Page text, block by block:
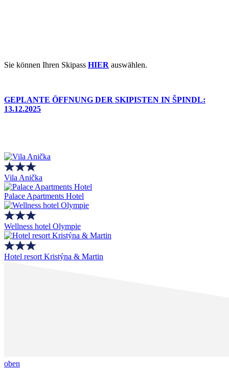
Sie können Ihren Skipass HIER auswählen.
GEPLANTE ÖFFNUNG DER SKIPISTEN IN ŠPINDL:
13.12.2025
Vila Anička
Palace Apartments Hotel
Wellness hotel Olympie
Hotel resort Kristýna & Martin
oben